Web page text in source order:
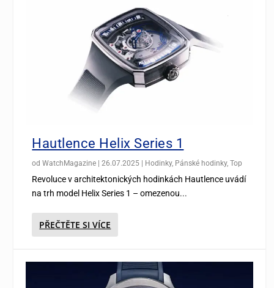
Hautlence Helix Series 1
odWatchMagazine |26.07.2025 | Hodinky, Pánské hodinky,Top
Revoluce v architektonických hodinkách Hautlence uvádí
na trh model Helix Series 1 – omezenou...
PŘEČTĚTE SI VÍCE